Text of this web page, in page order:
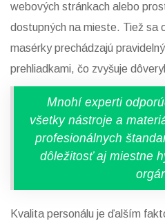
webových stránkach alebo
dostupných na mieste. Tiež sa
masérky prechádzajú
prehliadkami, čo zvyšuje
Mnohí experti
všetky nástroje a
profesionálnych
dôležitosť aj miestne
Kvalita personálu je ďalším